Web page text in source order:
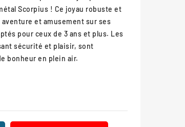
Scorpius ! Ce joyau robuste et
aventure et amusement sur ses
pour ceux de 3 ans et plus. Les
sécurité et plaisir, sont
bonheur en plein air.